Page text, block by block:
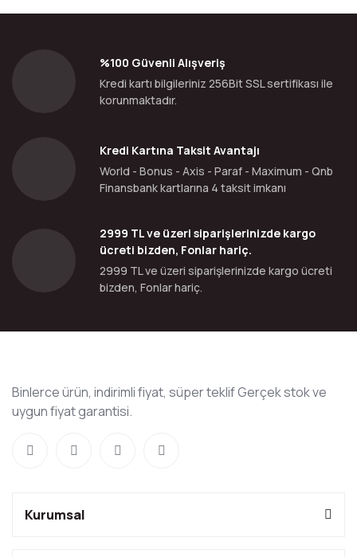
%100 Güvenli Alışveriş
Kredi kartı bilgileriniz 256Bit SSL sertifikası ile
korunmaktadır.
Kredi Kartına Taksit Avantajı
World - Bonus - Axis - Paraf - Maximum - Qnb
Finansbank kartlarına 4 taksit imkanı
2999 TL ve üzeri siparişlerinizde kargo
ücreti bizden, Fonlar hariç.
2999 TL ve üzeri siparişlerinizde kargo ücreti
bizden, Fonlar hariç.
Binlerce ürün, indirimli fiyat, süper teklif Gerçek stok ve
uygun fiyat garantisi.
Kurumsal